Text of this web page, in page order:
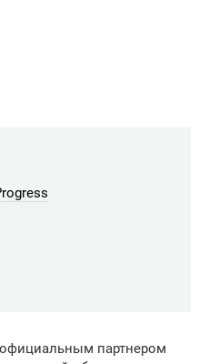
официальным партнером